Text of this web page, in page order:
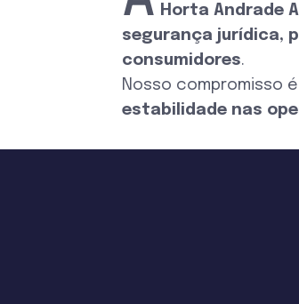
Horta Andrade
segurança jurídica,
consumidores.
Nosso compromisso é
estabilidade nas